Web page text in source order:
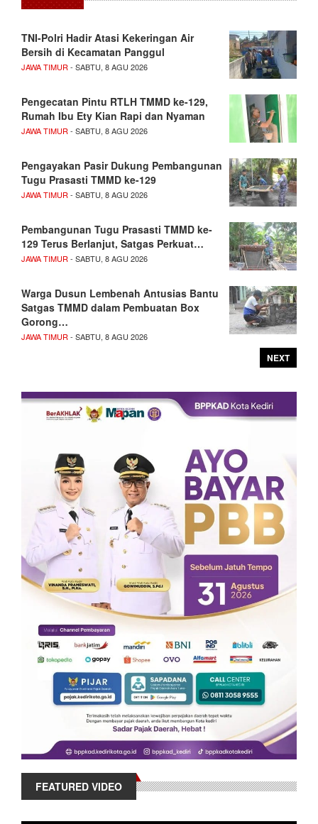
TNI-Polri Hadir Atasi Kekeringan Air
Bersih di Kecamatan Panggul
JAWA TIMUR- SABTU, 8 AGU 2026
Pengecatan Pintu RTLH TMMD ke-129,
Rumah Ibu Ety Kian Rapi dan Nyaman
JAWA TIMUR- SABTU, 8 AGU 2026
Pengayakan Pasir Dukung Pembangunan
Tugu Prasasti TMMD ke-129
JAWA TIMUR- SABTU, 8 AGU 2026
Pembangunan Tugu Prasasti TMMD ke-
129 Terus Berlanjut, Satgas Perkuat…
JAWA TIMUR- SABTU, 8 AGU 2026
Warga Dusun Lembenah Antusias Bantu
Satgas TMMD dalam Pembuatan Box
Gorong…
JAWA TIMUR- SABTU, 8 AGU 2026
NEXT
FEATURED VIDEO